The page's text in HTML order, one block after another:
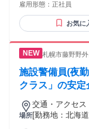
雇用形態： 正社員
お気に
札幌市藤野野
施設警備員(夜
クラス」の安定
場所
交通・アクセス
[勤務地：北海